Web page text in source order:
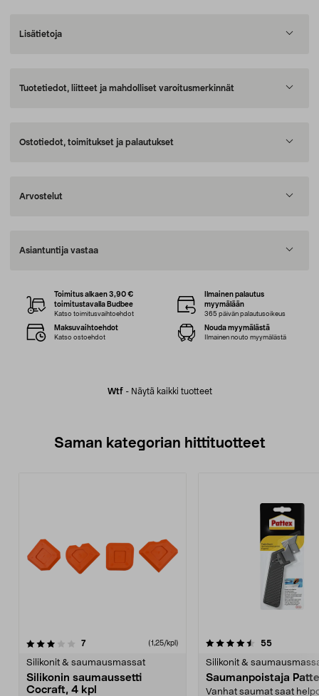
Lisätietoja
Tuotetiedot, liitteet ja mahdolliset varoitusmerkinnät
Ostotiedot, toimitukset ja palautukset
Arvostelut
Asiantuntija vastaa
Wtf- Näytä kaikki tuotteet
Toimitus alkaen 3,90 €
toimitustavalla Budbee
Katso toimitusvaihtoehdot
Ilmainen palautus
myymälään
365 päivän palautusoikeus
Maksuvaihtoehdot
Katso ostoehdot
Nouda myymälästä
Ilmainen nouto myymälästä
Saman kategorian hittituotteet
7arvostelut (1,25/kpl)
Silikonit & saumausmassat
Silikonin saumaussetti
Cocraft, 4 kpl
4.5 viidestä
55arvostelut
Silikonit &
Saumanpoistaja
Vanhat saumat saat
4.5 viidestä